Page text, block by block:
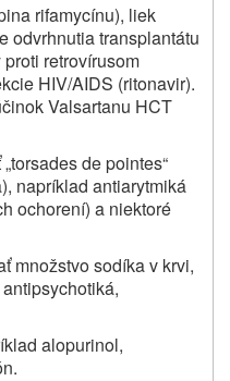
rifamycínu), liek
odvrhnutia transplantátu
retrovírusom
HIV/AIDS (ritonavir).
Valsartanu HCT
de pointes“
napríklad antiarytmiká
ochorení) a niektoré
množstvo sodíka v krvi,
alopurinol,